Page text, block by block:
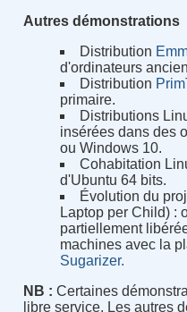
Autres démonstrations
Distribution
d'ordinateurs
Distribution
primaire.
Distributions
insérées dans des
ou Windows 10.
Cohabitation
d'Ubuntu 64 bits.
Évolution du
Laptop per Child) :
partiellement
machines avec la
Sugarizer.
NB : Certaines
libre service. Les autres